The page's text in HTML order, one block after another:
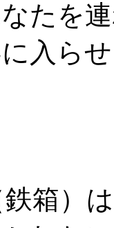
たを
入ら
箱）